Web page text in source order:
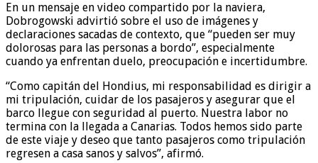
En un mensaje en video compartido por la naviera,
Dobrogowski advirtió sobre el uso de imágenes y
declaraciones sacadas de contexto, que “pueden ser muy
dolorosas para las personas a bordo”, especialmente
cuando ya enfrentan duelo, preocupación e incertidumbre.
“Como capitán del Hondius, mi responsabilidad es dirigir a
mi tripulación, cuidar de los pasajeros y asegurar que el
barco llegue con seguridad al puerto. Nuestra labor no
termina con la llegada a Canarias. Todos hemos sido parte
de este viaje y deseo que tanto pasajeros como tripulación
regresen a casa sanos y salvos”, afirmó.